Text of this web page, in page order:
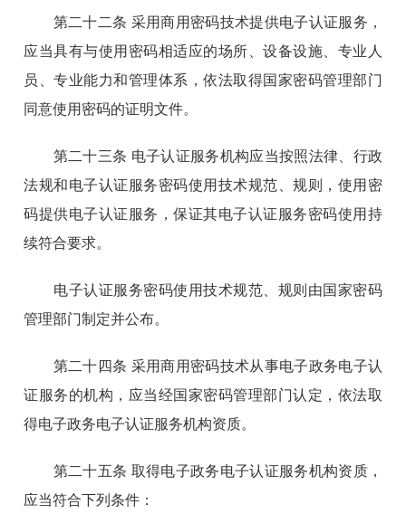
第二十二条 采用商用密码技术提供电子认证服务，
应当具有与使用密码相适应的场所、设备设施、专业人
员、专业能力和管理体系，依法取得国家密码管理部门
同意使用密码的证明文件。
第二十三条 电子认证服务机构应当按照法律、行政
法规和电子认证服务密码使用技术规范、规则，使用密
码提供电子认证服务，保证其电子认证服务密码使用持
续符合要求。
电子认证服务密码使用技术规范、规则由国家密码
管理部门制定并公布。
第二十四条 采用商用密码技术从事电子政务电子认
证服务的机构，应当经国家密码管理部门认定，依法取
得电子政务电子认证服务机构资质。
第二十五条 取得电子政务电子认证服务机构资质，
应当符合下列条件：